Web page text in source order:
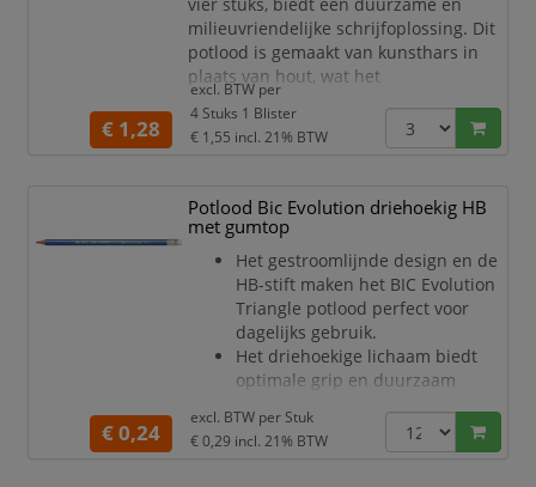
milieuvriendelijke schrijfoplossing. Dit
potlood is gemaakt van kunsthars in
plaats van hout, wat het
schokbestendig maakt en de
levensduur aanzienlijk verlengt.
minder vaak hoeft te vervangen. De
potloden bevatten 50% gerecycled
materiaal en dragen het officiële
€ 1,28
excl. BTW per
4 Stuks 1 Blister
€ 1,55 incl. 21% BTW
Potlood Bic Evolution driehoekig HB
met gumtop
Het gestroomlijnde design en de
HB-stift maken het BIC Evolution
Triangle potlood perfect voor
dagelijks gebruik.
Het driehoekige lichaam biedt
optimale grip en duurzaam
volwassenen.
Net zoals alle BIC Evolution
€ 0,24
excl. BTW per Stuk
€ 0,29 incl. 21% BTW